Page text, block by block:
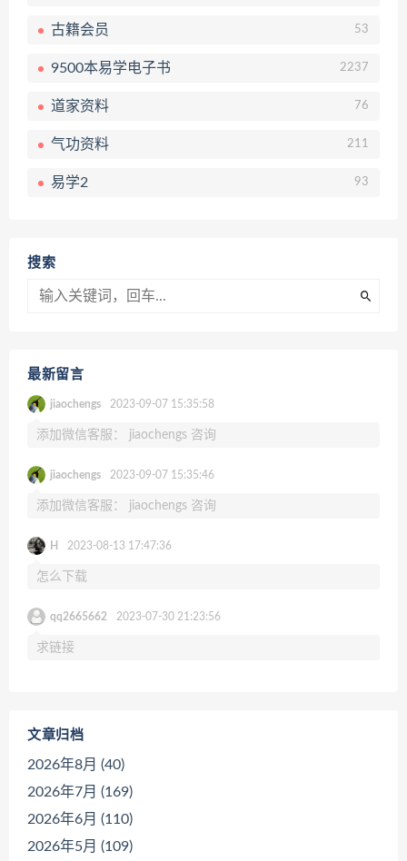
古籍会员 53
9500本易学电子书 2237
道家资料 76
气功资料 211
易学2 93
搜索
最新留言
jiaochengs 2023-09-07 15:35:58
添加微信客服： jiaochengs 咨询
jiaochengs 2023-09-07 15:35:46
添加微信客服： jiaochengs 咨询
H 2023-08-13 17:47:36
怎么下载
qq2665662 2023-07-30 21:23:56
求链接
文章归档
2026年8月 (40)
2026年7月 (169)
2026年6月 (110)
2026年5月 (109)